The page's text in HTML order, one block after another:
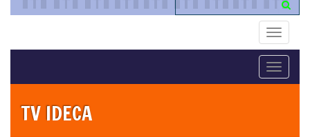
Toggle
Toggle
TV IDECA